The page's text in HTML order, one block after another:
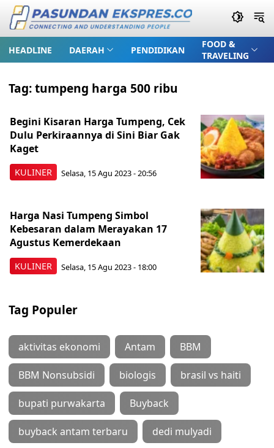
HEADLINE DAERAH PENDIDIKAN
FOOD &
TRAVELING
Tag:tumpeng harga 500 ribu
KULINER
Begini Kisaran Harga Tumpeng, Cek
Dulu Perkiraannya di Sini Biar Gak
Kaget
Selasa, 15 Agu 2023 - 20:56
KULINER
Harga Nasi Tumpeng Simbol
Kebesaran dalam Merayakan 17
Agustus Kemerdekaan
Selasa, 15 Agu 2023 - 18:00
Tag Populer
aktivitas ekonomi Antam BBM
BBM Nonsubsidi biologis brasil vs haiti
bupati purwakarta Buyback
buyback antam terbaru dedi mulyadi